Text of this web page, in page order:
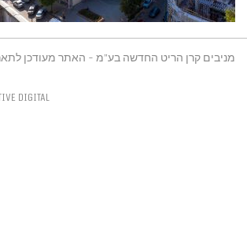
מניבים קרן הריט החדשה בע"מ - האתר מעודכן לתאריך
DIGITAL